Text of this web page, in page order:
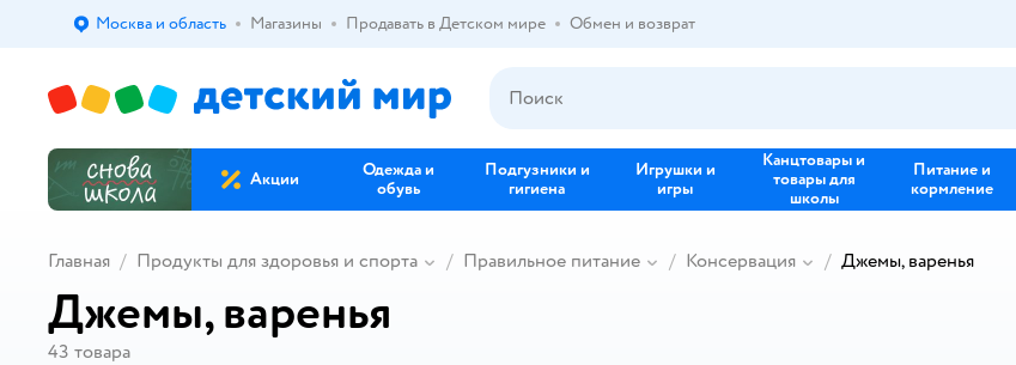
Выбор адреса доставки.
Москва и область Магазины Продавать в Детском мире Обмен и возврат
Акции
Одежда и
обувь
Подгузники и
гигиена
Игрушки и
игры
Канцтовары и
товары для
школы
Питание и
кормление
Главная Продукты для здоровья и спорта Правильное питание Консервация Джемы, варенья
Джемы, варенья
43 товара